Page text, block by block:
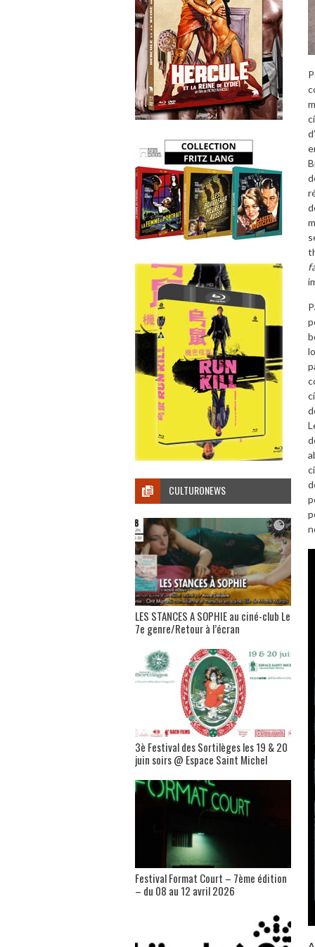
CULTURONEWS
LES STANCES A SOPHIE au ciné-club Le
7e genre/Retour à l’écran
3è Festival des Sortilèges les 19 & 20
juin soirs @ Espace Saint Michel
Festival Format Court – 7ème édition
– du 08 au 12 avril 2026